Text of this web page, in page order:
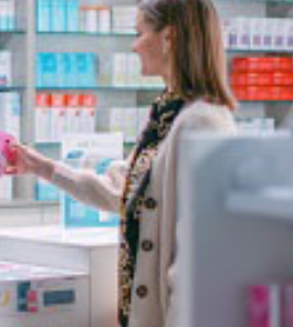
à Bâle : source
bâtiment de Manor